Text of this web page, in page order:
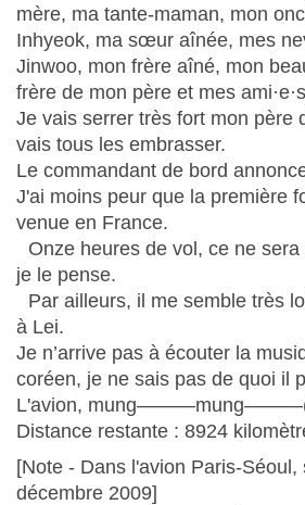
mère, ma tante-maman, mon
Inhyeok, ma sœur aînée, mes
Jinwoo, mon frère aîné, mon
frère de mon père et mes
Je vais serrer très fort mon père
vais tous les embrasser.
Le commandant de bord
J'ai moins peur que la première
venue en France.
Onze heures de vol, ce ne
je le pense.
Par ailleurs, il me semble très
à Lei.
Je n’arrive pas à écouter la
coréen, je ne sais pas de quoi il
L'avion,
Distance restante : 8924
[Note - Dans l'avion Paris-Séoul,
décembre 2009]